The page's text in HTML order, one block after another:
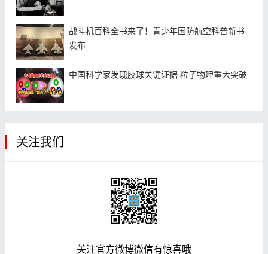
战斗机百科全书来了！青少年国防航空科普新书
发布
中国科学家发现胶球关键证据 粒子物理重大突破
关注我们
关注官方微博微信有惊喜哦